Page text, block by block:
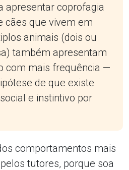
apresentar coprofagia
cães que vivem em
animais (dois ou
também apresentam
com mais frequência —
de que existe
e instintivo por
comportamentos mais
tutores, porque soa